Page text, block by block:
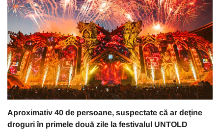
Aproximativ 40 de persoane, suspectate că ar deține
droguri în primele două zile la festivalul UNTOLD